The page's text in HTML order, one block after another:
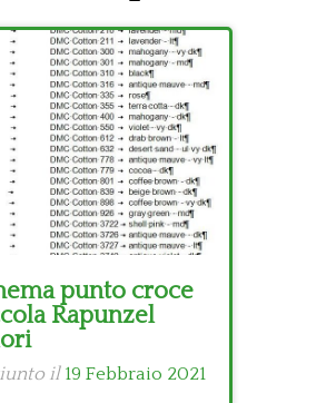
punto croce
Rapunzel
il 19 Febbraio 2021